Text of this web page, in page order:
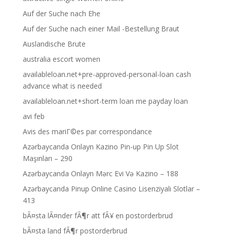
Auf der Suche nach Ehe
Auf der Suche nach einer Mail -Bestellung Braut
Auslandische Brute
australia escort women
availableloan.net+pre-approved-personal-loan cash
advance what is needed
availableloan.net+short-term loan me payday loan
avi feb
Avis des mariГ©es par correspondance
Azərbaycanda Onlayn Kazino Pin-up Pin Up Slot
Maşınları – 290
Azərbaycanda Onlayn Mərc Evi Və Kazino – 188
Azərbaycanda Pinup Online Casino Lisenziyalı Slotlar –
413
bÃ¤sta lÃ¤nder fÃ¶r att fÃ¥ en postorderbrud
bÃ¤sta land fÃ¶r postorderbrud